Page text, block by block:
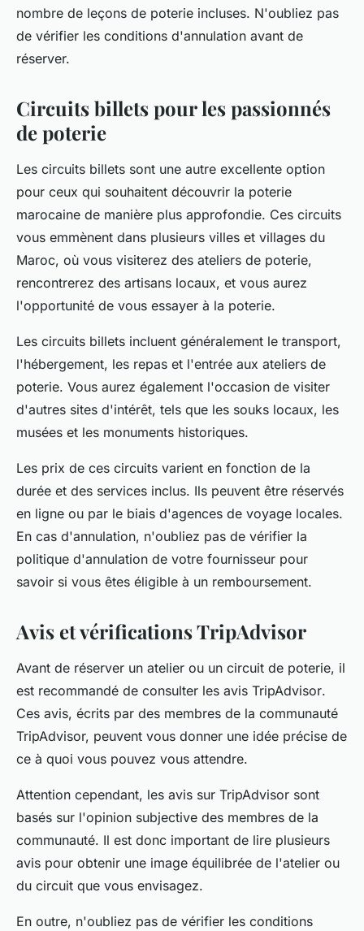
nombre de leçons de poterie incluses. N'oubliez pas
de vérifier les conditions d'annulation avant de
réserver.
Circuits billets pour les passionnés
de poterie
Les circuits billets sont une autre excellente option
pour ceux qui souhaitent découvrir la poterie
marocaine de manière plus approfondie. Ces circuits
vous emmènent dans plusieurs villes et villages du
Maroc, où vous visiterez des ateliers de poterie,
rencontrerez des artisans locaux, et vous aurez
l'opportunité de vous essayer à la poterie.
Les circuits billets incluent généralement le transport,
l'hébergement, les repas et l'entrée aux ateliers de
poterie. Vous aurez également l'occasion de visiter
d'autres sites d'intérêt, tels que les souks locaux, les
musées et les monuments historiques.
Les prix de ces circuits varient en fonction de la
durée et des services inclus. Ils peuvent être réservés
en ligne ou par le biais d'agences de voyage locales.
En cas d'annulation, n'oubliez pas de vérifier la
politique d'annulation de votre fournisseur pour
savoir si vous êtes éligible à un remboursement.
Avis et vérifications TripAdvisor
Avant de réserver un atelier ou un circuit de poterie, il
est recommandé de consulter les avis TripAdvisor.
Ces avis, écrits par des membres de la communauté
TripAdvisor, peuvent vous donner une idée précise de
ce à quoi vous pouvez vous attendre.
Attention cependant, les avis sur TripAdvisor sont
basés sur l'opinion subjective des membres de la
communauté. Il est donc important de lire plusieurs
avis pour obtenir une image équilibrée de l'atelier ou
du circuit que vous envisagez.
En outre, n'oubliez pas de vérifier les conditions